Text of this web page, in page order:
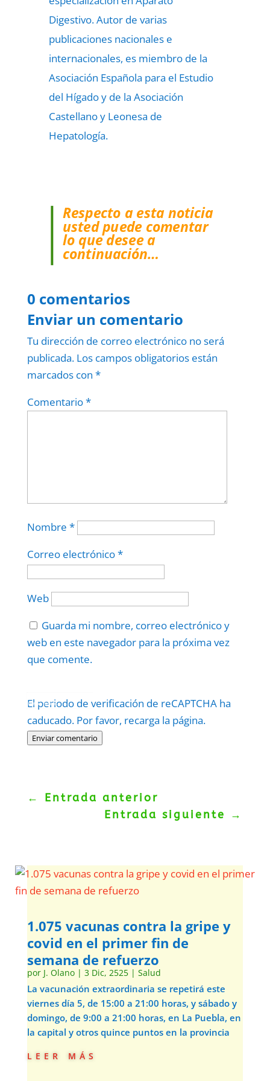
Digestivo. Autor de varias
publicaciones nacionales e
internacionales, es miembro de la
Asociación Española para el Estudio
del Hígado y de la Asociación
Castellano y Leonesa de
Hepatología.
Respecto a esta noticia
usted puede comentar
lo que desee a
continuación…
0 comentarios
Enviar un comentario
Tu dirección de correo electrónico no será
publicada. Los campos obligatorios están
marcados con *
Comentario*
Nombre *
Correo electrónico*
Web
Guarda mi nombre, correo electrónico y
web en este navegador para la próxima vez
que comente.
El periodo de verificación de reCAPTCHA ha
caducado. Por favor, recarga la página.
Enviar comentario
Politica–Términos.
← Entrada anterior
Entrada siguiente
→
1.075 vacunas contra la gripe y
covid en el primer fin de
semana de refuerzo
por J. Olano| 3 Dic, 2525| Salud
La vacunación extraordinaria se repetirá este
viernes día 5, de 15:00 a 21:00 horas, y sábado y
domingo, de 9:00 a 21:00 horas, en La Puebla, en
la capital y otros quince puntos en la provincia
leer más